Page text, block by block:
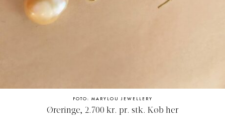
FOTO: MARYLOU JEWELLERY
Øreringe, 2.700 kr. pr. stk. Køb her